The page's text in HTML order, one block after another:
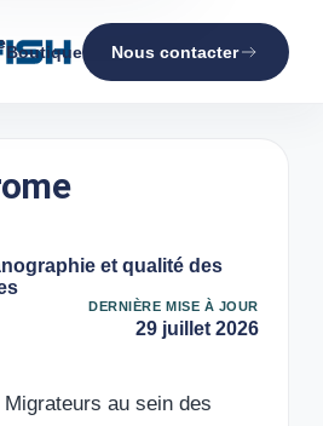
Boutique Nous contacter
et qualité des
DERNIÈRE MISE À JOUR
29 juillet 2026
au sein des